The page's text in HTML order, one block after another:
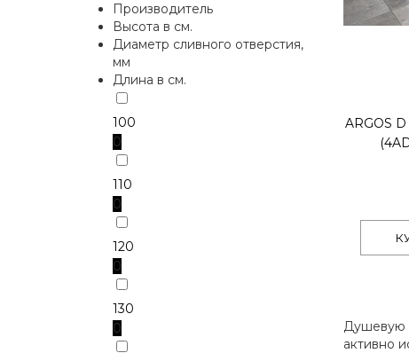
Производитель
Высота в см.
Диаметр сливного отверстия,
мм
Длина в см.
100
0
110
0
120
0
130
0
ARGOS
Душевую
активно